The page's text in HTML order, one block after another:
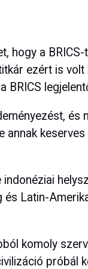
hogy a
ezért is volt
és
Latin-
komoly
próbál